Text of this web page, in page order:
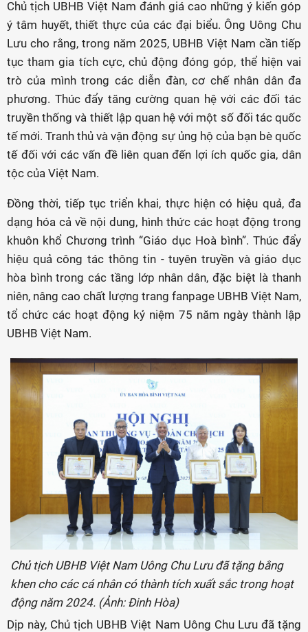
Chủ tịch UBHB Việt Nam đánh giá cao những ý kiến góp
ý tâm huyết, thiết thực của các đại biểu. Ông Uông Chu
Lưu cho rằng, trong năm 2025, UBHB Việt Nam cần tiếp
tục tham gia tích cực, chủ động đóng góp, thể hiện vai
trò của mình trong các diễn đàn, cơ chế nhân dân đa
phương. Thúc đẩy tăng cường quan hệ với các đối tác
truyền thống và thiết lập quan hệ với một số đối tác quốc
tế mới. Tranh thủ và vận động sự ủng hộ của bạn bè quốc
tế đối với các vấn đề liên quan đến lợi ích quốc gia, dân
tộc của Việt Nam.
Đồng thời, tiếp tục triển khai, thực hiện có hiệu quả, đa
dạng hóa cả về nội dung, hình thức các hoạt động trong
khuôn khổ Chương trình “Giáo dục Hoà bình”. Thúc đẩy
hiệu quả công tác thông tin - tuyên truyền và giáo dục
hòa bình trong các tầng lớp nhân dân, đặc biệt là thanh
niên, nâng cao chất lượng trang fanpage UBHB Việt Nam,
tổ chức các hoạt động kỷ niệm 75 năm ngày thành lập
UBHB Việt Nam.
Chủ tịch UBHB Việt Nam Uông Chu Lưu đã tặng bằng
khen cho các cá nhân có thành tích xuất sắc trong hoạt
động năm 2024. (Ảnh: Đinh Hòa)
Dịp này, Chủ tịch UBHB Việt Nam Uông Chu Lưu đã tặng